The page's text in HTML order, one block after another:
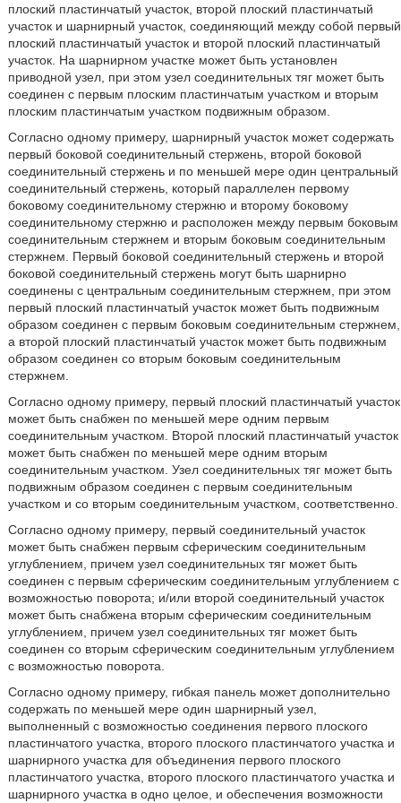
плоский пластинчатый участок, второй плоский пластинчатый
участок и шарнирный участок, соединяющий между собой первый
плоский пластинчатый участок и второй плоский пластинчатый
участок. На шарнирном участке может быть установлен
приводной узел, при этом узел соединительных тяг может быть
соединен с первым плоским пластинчатым участком и вторым
плоским пластинчатым участком подвижным образом.
Согласно одному примеру, шарнирный участок может содержать
первый боковой соединительный стержень, второй боковой
соединительный стержень и по меньшей мере один центральный
соединительный стержень, который параллелен первому
боковому соединительному стержню и второму боковому
соединительному стержню и расположен между первым боковым
соединительным стержнем и вторым боковым соединительным
стержнем. Первый боковой соединительный стержень и второй
боковой соединительный стержень могут быть шарнирно
соединены с центральным соединительным стержнем, при этом
первый плоский пластинчатый участок может быть подвижным
образом соединен с первым боковым соединительным стержнем,
а второй плоский пластинчатый участок может быть подвижным
образом соединен со вторым боковым соединительным
стержнем.
Согласно одному примеру, первый плоский пластинчатый участок
может быть снабжен по меньшей мере одним первым
соединительным участком. Второй плоский пластинчатый участок
может быть снабжен по меньшей мере одним вторым
соединительным участком. Узел соединительных тяг может быть
подвижным образом соединен с первым соединительным
участком и со вторым соединительным участком, соответственно.
Согласно одному примеру, первый соединительный участок
может быть снабжен первым сферическим соединительным
углублением, причем узел соединительных тяг может быть
соединен с первым сферическим соединительным углублением с
возможностью поворота; и/или второй соединительный участок
может быть снабжена вторым сферическим соединительным
углублением, причем узел соединительных тяг может быть
соединен со вторым сферическим соединительным углублением
с возможностью поворота.
Согласно одному примеру, гибкая панель может дополнительно
содержать по меньшей мере один шарнирный узел,
выполненный с возможностью соединения первого плоского
пластинчатого участка, второго плоского пластинчатого участка и
шарнирного участка для объединения первого плоского
пластинчатого участка, второго плоского пластинчатого участка и
шарнирного участка в одно целое, и обеспечения возможности